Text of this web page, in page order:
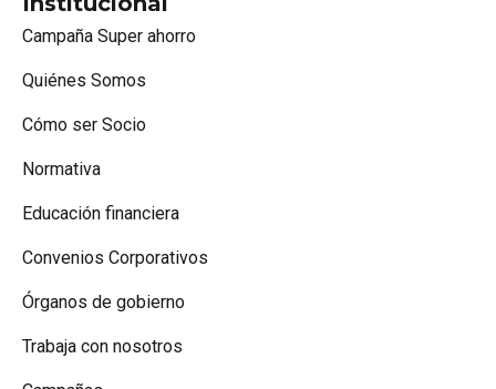
Campaña Super ahorro
Quiénes Somos
Cómo ser Socio
Normativa
Educación financiera
Convenios Corporativos
Órganos de gobierno
Trabaja con nosotros